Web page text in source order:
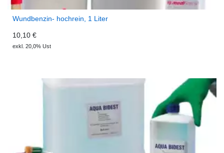
Wundbenzin- hochrein, 1 Liter
10,10 €
exkl. 20,0% Ust